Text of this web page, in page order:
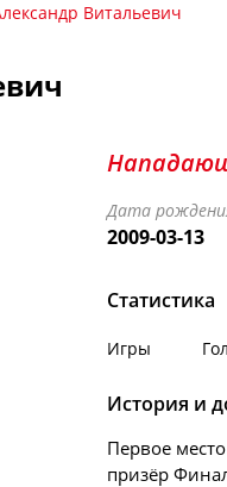
Витальевич
Дата
2009-03-13
Статистика
Игры
История и
Первое
призёр